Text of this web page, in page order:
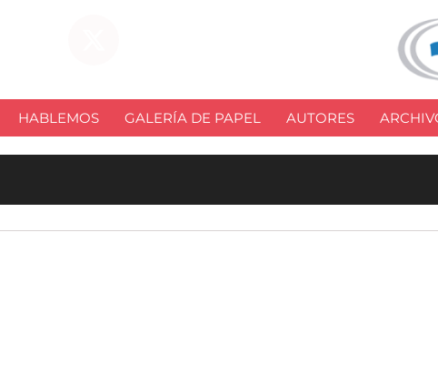
HABLEMOS GALERÍA DE PAPEL AUTORES